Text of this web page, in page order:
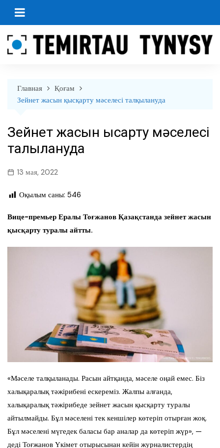
перейти
Главная
Қоғам
Зейнет жасын қысқарту мәселесі талқылануда
Зейнет жасын қысқарту мәселесі
талқылануда
13 мая, 2022
Оқылым саны: 546
Вице-премьер Ералы Тоғжанов Қазақстанда зейнет жасын
қысқарту туралы айтты.
«Мәселе талқыланады. Расын айтқанда, мәселе оңай емес. Біз
халықаралық тәжірибені ескереміз. Жалпы алғанда,
халықаралық тәжірибеде зейнет жасын қысқарту туралы
айтылмайды. Бұл мәселені тек кеншілер көтеріп отырған жоқ.
Бұл мәселені мүгедек баласы бар аналар да көтеріп жүр», —
деді Тоғжанов Үкімет отырысынан кейін журналистердің